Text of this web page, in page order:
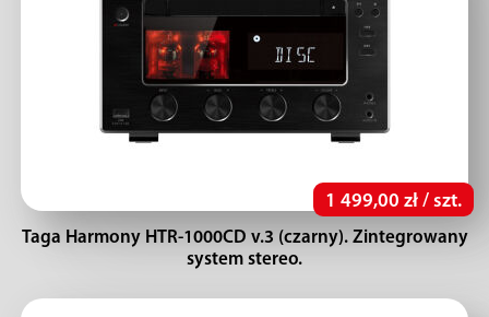
1 499,00 zł / szt.
Taga Harmony HTR-1000CD v.3 (czarny). Zintegrowany
system stereo.